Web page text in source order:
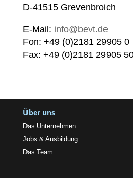
D-41515 Grevenbroich
E-Mail: info@bevt.de
Fon: +49 (0)2181 29905 0
Fax: +49 (0)2181 29905
Über uns
Das Unternehmen
Jobs & Ausbildung
Das Team